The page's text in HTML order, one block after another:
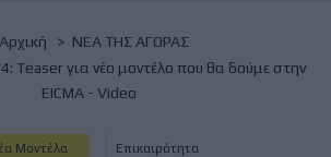
Αρχική
NΕΑ ΤΗΣ ΑΓΟΡΑΣ
Teaser για νέο μοντέλο που θα δούμε στην
EICMA - Video
Μοντέλα Επικαιρότητα